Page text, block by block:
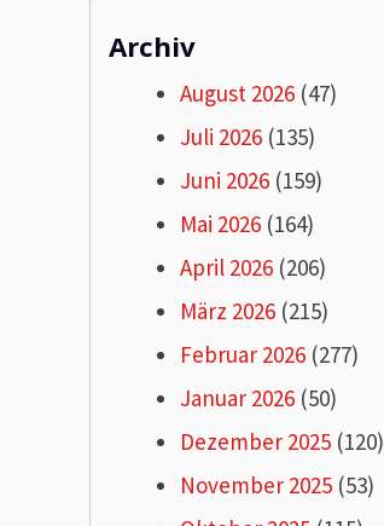
Archiv
August 2026(47)
Juli 2026(135)
Juni 2026(159)
Mai 2026(164)
April 2026(206)
März 2026(215)
Februar 2026(277)
Januar 2026(50)
Dezember 2025(120)
November 2025(53)